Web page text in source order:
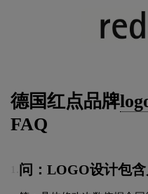
德国红点品牌
FAQ
问：LOGO设计包